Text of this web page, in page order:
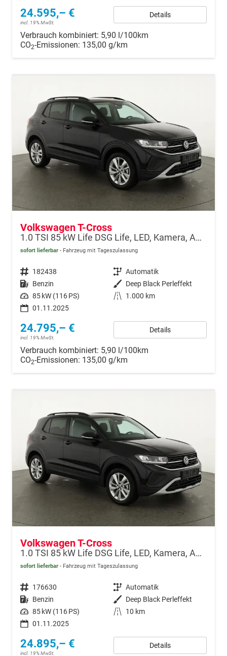
24.595,– €
incl. 19% MwSt.
Details
Verbrauch kombiniert: 5,90 l/100km
CO2-Emissionen: 135,00 g/km
Volkswagen T-Cross
1.0 TSI 85 kW Life DSG Life, LED, Kamera, ACC, Side, Winter, 17-Zoll, 3-J. Garantie
sofort lieferbar Fahrzeug mit Tageszulassung
Fahrzeugnr. 182438 Getriebe Automatik
Kraftstoff Benzin Außenfarbe Deep Black Perleffekt
Leistung 85 kW (116 PS) Kilometerstand
1.000 km
01.11.2025
24.795,– €
incl. 19% MwSt.
Details
Verbrauch kombiniert: 5,90 l/100km
CO2-Emissionen: 135,00 g/km
Volkswagen T-Cross
1.0 TSI 85 kW Life DSG Life, LED, Kamera, ACC, Side, Winter, 17-Zoll, 3-J. Garantie
sofort lieferbar Fahrzeug mit Tageszulassung
Fahrzeugnr. 176630 Getriebe Automatik
Kraftstoff Benzin Außenfarbe Deep Black Perleffekt
Leistung 85 kW (116 PS) Kilometerstand
10 km
01.11.2025
24.895,– €
incl. 19% MwSt.
Details